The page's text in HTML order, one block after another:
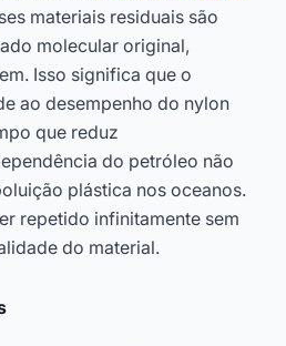
materiais residuais são
molecular original,
Isso significa que o
ao desempenho do nylon
que reduz
do petróleo não
plástica nos oceanos.
repetido infinitamente sem
do material.